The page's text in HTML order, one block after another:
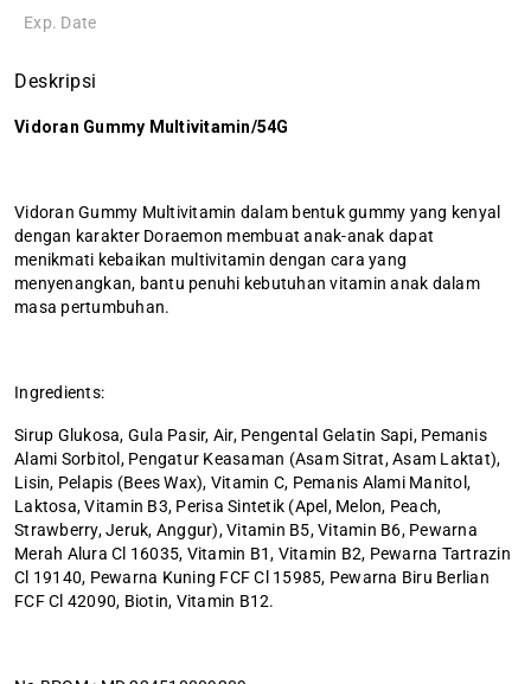
Exp. Date
Deskripsi
Vidoran Gummy Multivitamin/54G
Vidoran Gummy Multivitamin dalam bentuk gummy yang kenyal
dengan karakter Doraemon membuat anak-anak dapat
menikmati kebaikan multivitamin dengan cara yang
menyenangkan, bantu penuhi kebutuhan vitamin anak dalam
masa pertumbuhan.
Ingredients:
Sirup Glukosa, Gula Pasir, Air, Pengental Gelatin Sapi, Pemanis
Alami Sorbitol, Pengatur Keasaman (Asam Sitrat, Asam Laktat),
Lisin, Pelapis (Bees Wax), Vitamin C, Pemanis Alami Manitol,
Laktosa, Vitamin B3, Perisa Sintetik (Apel, Melon, Peach,
Strawberry, Jeruk, Anggur), Vitamin B5, Vitamin B6, Pewarna
Merah Alura Cl 16035, Vitamin B1, Vitamin B2, Pewarna Tartrazin
Cl 19140, Pewarna Kuning FCF Cl 15985, Pewarna Biru Berlian
FCF Cl 42090, Biotin, Vitamin B12.